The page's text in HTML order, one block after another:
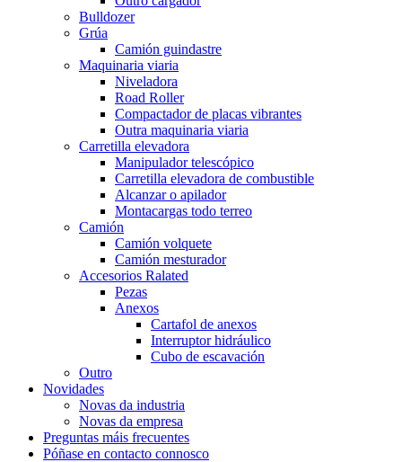
Bulldozer
Grúa
Camión guindastre
Maquinaria viaria
Niveladora
Road Roller
Compactador de placas vibrantes
Outra maquinaria viaria
Carretilla elevadora
Manipulador telescópico
Carretilla elevadora de combustible
Alcanzar o apilador
Montacargas todo terreo
Camión
Camión volquete
Camión mesturador
Accesorios Ralated
Pezas
Anexos
Cartafol de anexos
Interruptor hidráulico
Cubo de escavación
Outro
Novidades
Novas da industria
Novas da empresa
Preguntas máis frecuentes
Póñase en contacto connosco